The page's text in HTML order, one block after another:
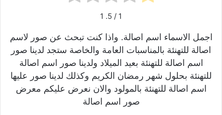
1
/ 5.
1
اجمل الاسماء اسم اصالة. واذا كنت تبحث عن صور لاسم
اصالة للتهنئة بالمناسبات العامة والخاصة ستجد لدينا صور
اسم اصالة للتهنئة بعيد الميلاد ولدينا صور اسم اصالة
للتهنئة بحلول شهر رمضان الكريم وكذلك لدينا صور عليها
اسم اصالة للتهنئة بالمولود والان نعرض عليكم معرض
صور اسم اصالة